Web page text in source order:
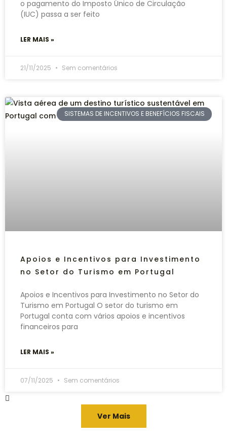
o pagamento do Imposto Único de Circulação
(IUC) passa a ser feito
LER MAIS »
21/11/2025 Sem comentários
SISTEMAS DE INCENTIVOS E BENEFÍCIOS FISCAIS
Apoios e Incentivos para Investimento
no Setor do Turismo em Portugal
Apoios e Incentivos para Investimento no Setor do
Turismo em Portugal O setor do turismo em
Portugal conta com vários apoios e incentivos
financeiros para
LER MAIS »
07/11/2025 Sem comentários
Ver Mais